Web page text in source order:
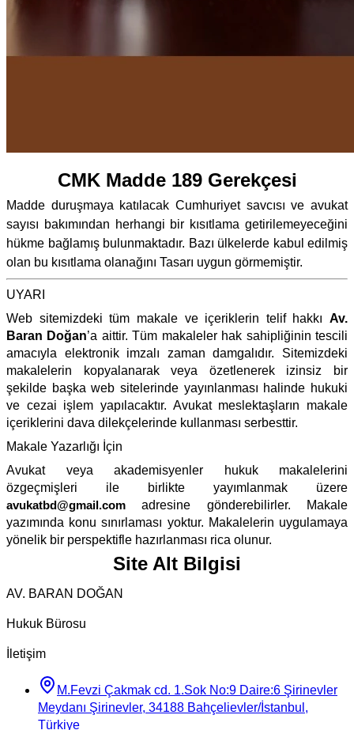
CMK Madde 189 Gerekçesi
Madde duruşmaya katılacak Cumhuriyet savcısı ve avukat
sayısı bakımından herhangi bir kısıtlama getirilemeyeceğini
hükme bağlamış bulunmaktadır. Bazı ülkelerde kabul edilmiş
olan bu kısıtlama olanağını Tasarı uygun görmemiştir.
UYARI
Web sitemizdeki tüm makale ve içeriklerin telif hakkı Av.
Baran Doğan’a aittir. Tüm makaleler hak sahipliğinin tescili
amacıyla elektronik imzalı zaman damgalıdır. Sitemizdeki
makalelerin kopyalanarak veya özetlenerek izinsiz bir
şekilde başka web sitelerinde yayınlanması halinde hukuki
ve cezai işlem yapılacaktır. Avukat meslektaşların makale
içeriklerini dava dilekçelerinde kullanması serbesttir.
Makale Yazarlığı İçin
Avukat veya akademisyenler hukuk makalelerini
özgeçmişleri ile birlikte yayımlanmak üzere
avukatbd@gmail.com adresine gönderebilirler. Makale
yazımında konu sınırlaması yoktur. Makalelerin uygulamaya
yönelik bir perspektifle hazırlanması rica olunur.
Site Alt Bilgisi
AV. BARAN DOĞAN
Hukuk Bürosu
İletişim
M.Fevzi Çakmak cd. 1.Sok No:9 Daire:6 Şirinevler
Meydanı Şirinevler, 34188 Bahçelievler/İstanbul,
Türkiye